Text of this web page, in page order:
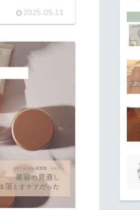
2025.05.11